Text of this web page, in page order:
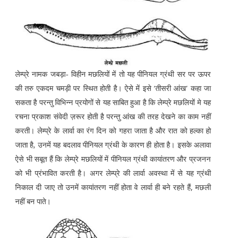
लेम्‍प्रे नामक जबड़ा- विहीन मछलियों में तो यह पीनियल ग्रंथी सर पर ऊपर
की तरु एकदम चमड़ी पर स्थित होती है। ऐसे में इसे ‘तीसरी आंख’ कहा जा
सकता है परन्‍तु विभिन्‍न प्रयोगों से यह साबित हुआ है कि लेम्‍प्रे मछलियों मे यह
रचना प्रकाश संवेदी ज़रूर होती है परन्‍तु आंख की तरह देखने का काम नहीं
करती। लेम्‍प्रे के लार्वा का रंग दिन को गहरा जाता है और रात को हल्‍का हो
जाता है, उनमें यह बदलाव पीनियल ग्रंथी के कारण ही होता है। इसके अलावा
ऐसे भी सबूत हैं कि लेम्‍प्रे मछलियों में पीनियल ग्रंथी कायांतरण और प्रजनन
को भी प्रंभावित करती है। अगर लेम्‍प्रे की लार्वा अवस्‍था में से यह ग्रंथी
निकाल दी जाए तो उनमें कायांतरण नहीं होता वे लार्वा ही बने रहते हैं, मछली
नहीं बन पाते।